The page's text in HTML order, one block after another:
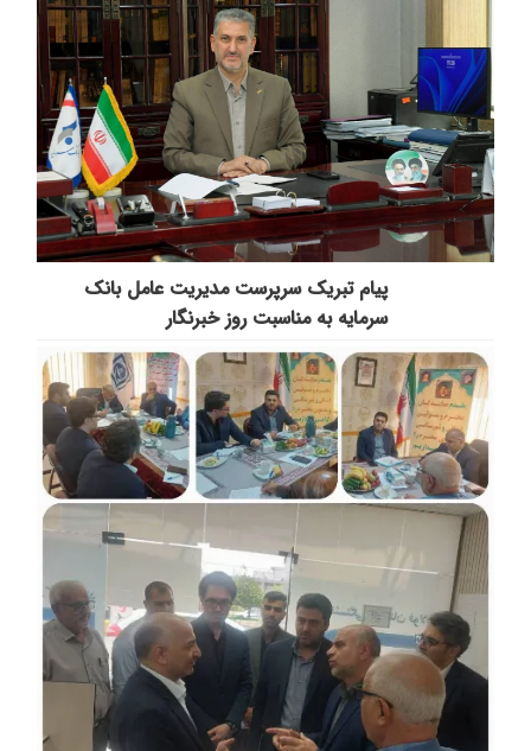
پیام تبریک سرپرست مدیریت عامل بانک
سرمایه به مناسبت روز خبرنگار